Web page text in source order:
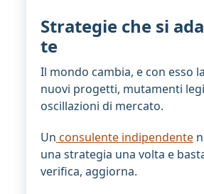
Strategie che si
te
Il mondo cambia, e con esso
nuovi progetti, mutamenti
oscillazioni di mercato.
Un consulente indipendente
una strategia una volta e
verifica, aggiorna.